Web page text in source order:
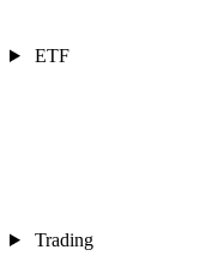
ETF
Trading